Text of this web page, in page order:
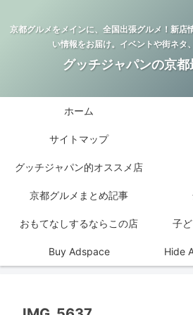
京都グルメをメインに、全国出張グルメ！新店
い情報をお届け。イベントや街ネタ
グッチジャパンの京都
ホーム
サイトマップ
グッチジャパン的オススメ店
京都グルメまとめ記事
おもてなしするならこの店 子
Buy Adspace Hide